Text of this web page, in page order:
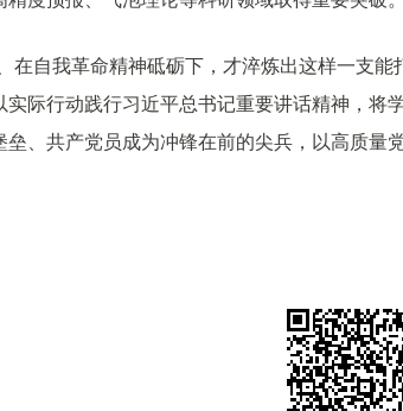
在自我革命精神砥砺下，才淬炼出这样一支
际行动践行习近平总书记重要讲话精神，将
、共产党员成为冲锋在前的尖兵，以高质量